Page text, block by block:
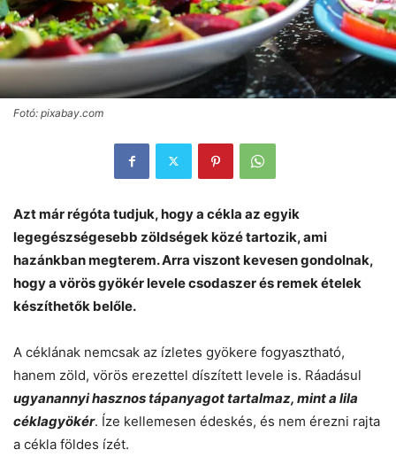
Fotó: pixabay.com
Azt már régóta tudjuk, hogy a cékla az egyik
legegészségesebb zöldségek közé tartozik, ami
hazánkban megterem. Arra viszont kevesen gondolnak,
hogy a vörös gyökér levele csodaszer és remek ételek
készíthetők belőle.
A céklának nemcsak az ízletes gyökere fogyasztható,
hanem zöld, vörös erezettel díszített levele is. Ráadásul
ugyanannyi hasznos tápanyagot tartalmaz, mint a lila
céklagyökér. Íze kellemesen édeskés, és nem érezni rajta
a cékla földes ízét.